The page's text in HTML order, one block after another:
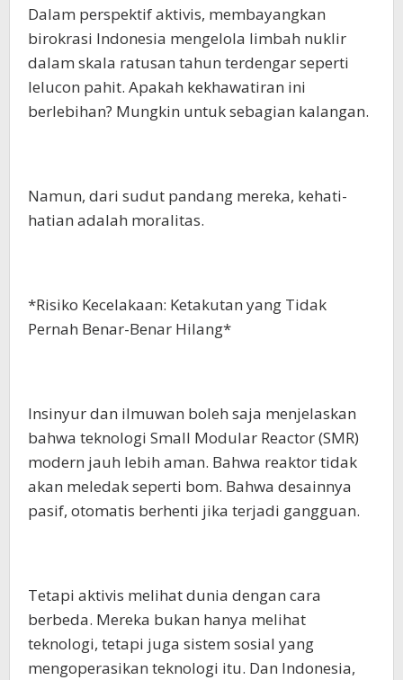
Dalam perspektif aktivis, membayangkan
birokrasi Indonesia mengelola limbah nuklir
dalam skala ratusan tahun terdengar seperti
lelucon pahit. Apakah kekhawatiran ini
berlebihan? Mungkin untuk sebagian kalangan.
Namun, dari sudut pandang mereka, kehati-
hatian adalah moralitas.
*Risiko Kecelakaan: Ketakutan yang Tidak
Pernah Benar-Benar Hilang*
Insinyur dan ilmuwan boleh saja menjelaskan
bahwa teknologi Small Modular Reactor (SMR)
modern jauh lebih aman. Bahwa reaktor tidak
akan meledak seperti bom. Bahwa desainnya
pasif, otomatis berhenti jika terjadi gangguan.
Tetapi aktivis melihat dunia dengan cara
berbeda. Mereka bukan hanya melihat
teknologi, tetapi juga sistem sosial yang
mengoperasikan teknologi itu. Dan Indonesia,